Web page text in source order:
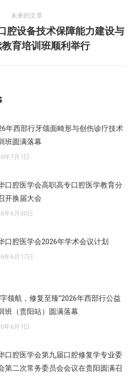
文
章：
未来的文章
未
来
的
腔设备技术保障能力建设与
育培训班顺利举行
年西部行牙颌面畸形与创伤诊疗技术
班圆满落幕
年7月1日
口腔医学会高职高专口腔医学教育分
开换届大会
年6月30日
口腔医学会2026年学术会议计划
年6月17日
领航，修复至臻”2026年西部行公益
班（贵阳站）圆满落幕
年6月1日
口腔医学会第九届口腔修复学专业委
第二次常务委员会会议在贵阳圆满召